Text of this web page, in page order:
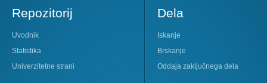
Repozitorij
Uvodnik
Statistika
Univerzitetne strani
Dela
Iskanje
Brskanje
Oddaja zaključnega dela